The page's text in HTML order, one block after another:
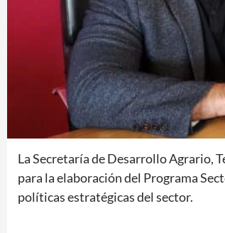
La Secretaría de Desarrollo Agrario,
para la elaboración del Programa
políticas estratégicas del sector.